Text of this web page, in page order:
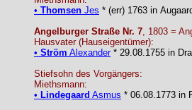
• Thomsen Jes * (err) 1763 in
Angelburger Straße Nr. 7, 1803 =
Hausvater (Hauseigentümer):
• Ström Alexander * 29.08.1755 in
Stiefsohn des Vorgängers:
Miethsmann:
• Lindegaard Asmus * 06.08.1773 in